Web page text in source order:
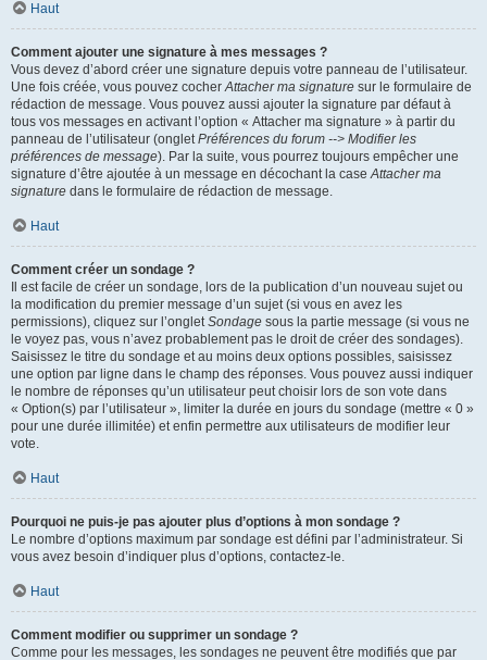
Haut
Comment ajouter une signature à mes messages ?
Vous devez d’abord créer une signature depuis votre panneau de l’utilisateur.
Une fois créée, vous pouvez cocherAttacher ma signature sur le formulaire de
rédaction de message. Vous pouvez aussi ajouter la signature par défaut à
tous vos messages en activant l’option « Attacher ma signature » à partir du
panneau de l’utilisateur (ongletPréférences du forum --> Modifier les
préférences de message). Par la suite, vous pourrez toujours empêcher une
signature d’être ajoutée à un message en décochant la caseAttacher ma
signature dans le formulaire de rédaction de message.
Haut
Comment créer un sondage ?
Il est facile de créer un sondage, lors de la publication d’un nouveau sujet ou
la modification du premier message d’un sujet (si vous en avez les
permissions), cliquez sur l’ongletSondage sous la partie message (si vous ne
le voyez pas, vous n’avez probablement pas le droit de créer des sondages).
Saisissez le titre du sondage et au moins deux options possibles, saisissez
une option par ligne dans le champ des réponses. Vous pouvez aussi indiquer
le nombre de réponses qu’un utilisateur peut choisir lors de son vote dans
« Option(s) par l’utilisateur », limiter la durée en jours du sondage (mettre « 0 »
pour une durée illimitée) et enfin permettre aux utilisateurs de modifier leur
vote.
Haut
Pourquoi ne puis-je pas ajouter plus d’options à mon sondage ?
Le nombre d’options maximum par sondage est défini par l’administrateur. Si
vous avez besoin d’indiquer plus d’options, contactez-le.
Haut
Comment modifier ou supprimer un sondage ?
Comme pour les messages, les sondages ne peuvent être modifiés que par